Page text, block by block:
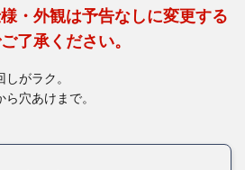
・外観は予告なしに変更する
了承ください。
がラク。
穴あけまで。